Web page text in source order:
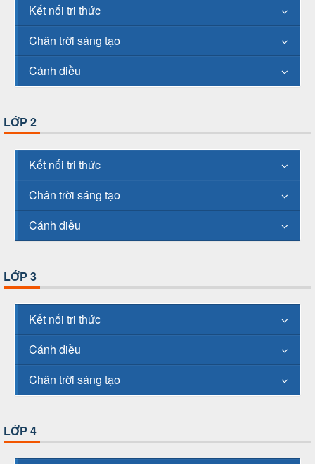
Kết nối tri thức
Chân trời sáng tạo
Cánh diều
LỚP 2
Kết nối tri thức
Chân trời sáng tạo
Cánh diều
LỚP 3
Kết nối tri thức
Cánh diều
Chân trời sáng tạo
LỚP 4